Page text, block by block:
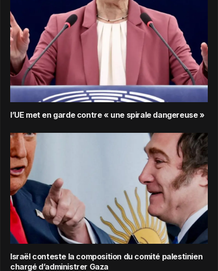
l’UE met en garde contre « une spirale dangereuse »
Israël conteste la composition du comité palestinien
chargé d’administrer Gaza